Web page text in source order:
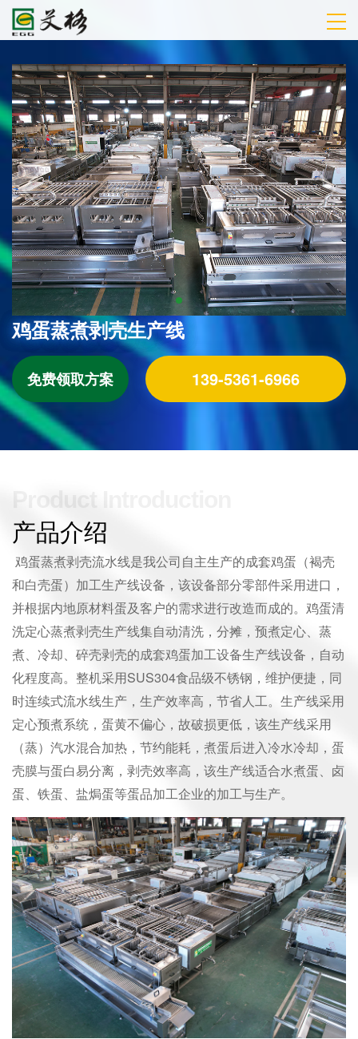
鸡蛋蒸煮剥壳生产线
免费领取方案 139-5361-6966
Product Introduction
产品介绍
鸡蛋蒸煮剥壳流水线是我公司自主生产的成套鸡蛋（褐壳
和白壳蛋）加工生产线设备，该设备部分零部件采用进口，
并根据内地原材料蛋及客户的需求进行改造而成的。鸡蛋清
洗定心蒸煮剥壳生产线集自动清洗，分摊，预煮定心、蒸
煮、冷却、碎壳剥壳的成套鸡蛋加工设备生产线设备，自动
化程度高。整机采用SUS304食品级不锈钢，维护便捷，同
时连续式流水线生产，生产效率高，节省人工。生产线采用
定心预煮系统，蛋黄不偏心，故破损更低，该生产线采用
（蒸）汽水混合加热，节约能耗，煮蛋后进入冷水冷却，蛋
壳膜与蛋白易分离，剥壳效率高，该生产线适合水煮蛋、卤
蛋、铁蛋、盐焗蛋等蛋品加工企业的加工与生产。